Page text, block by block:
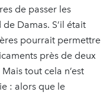
de passer les
Damas. S’il était
pourrait permettre
près de deux
tout cela n’est
: alors que le